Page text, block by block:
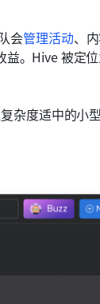
会管理活动、
益。Hive 被定
杂度适中的小